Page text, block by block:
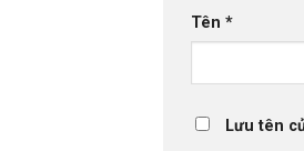
Tên *
Lưu tên